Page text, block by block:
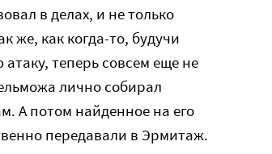
в делах, и не только
же, как когда-то, будучи
теперь совсем еще не
лично собирал
А потом найденное на его
передавали в Эрмитаж.